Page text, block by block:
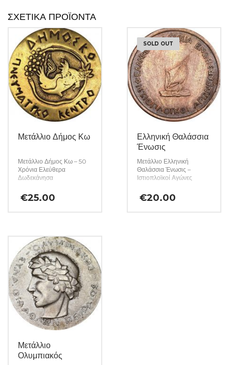
ΣΧΕΤΙΚΆ ΠΡΟΪΌΝΤΑ
Μετάλλιο Δήμος Κω
Μετάλλιο Δήμος Κω – 50
Χρόνια Ελεύθερα
Δωδεκάνησα
€25.00
SOLD OUT
Ελληνική Θαλάσσια
Ένωσις
Μετάλλιο Ελληνική
Θαλάσσια Ένωσις –
Ιστιοπλοϊκοί Αγώνες
€20.00
Μετάλλιο
Ολυμπιακός